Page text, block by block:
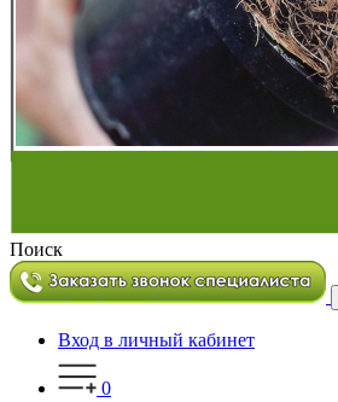
Поиск
Вход в личный кабинет
0